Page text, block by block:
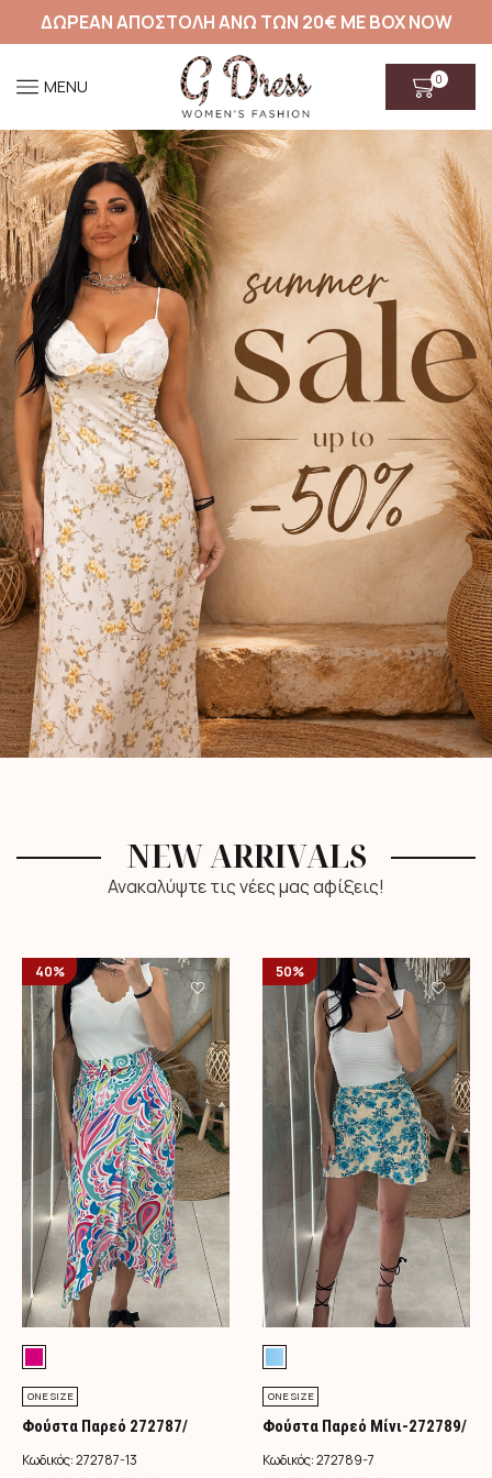
ΔΩΡΕΑΝ ΑΠΟΣΤΟΛΗ ΑΝΩ ΤΩΝ 20€ ΜΕ BOX NOW
MENU 0
NEW ARRIVALS
Ανακαλύψτε τις νέες μας αφίξεις!
40%
ONE SIZE
Φούστα Παρεό 272787/
Φούξια
Κωδικός:272787-13
50%
ONE SIZE
Φούστα Παρεό Μίνι-272789/
Τιρκουάζ
Κωδικός:272789-7